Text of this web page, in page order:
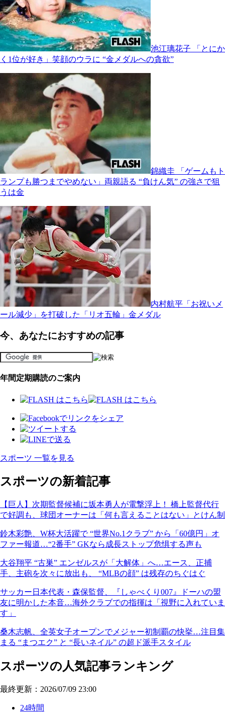
池江璃花子 「とにか
く1位が好き」笑顔のウラに “金メダルへの貪欲”
錦織圭 「ゲームもト
ランプも勝つまでやめない」両親語る “負けん気” の強さで狙
うは金
内村航平「お祝いメ
ール減少」を打破した「リオ五輪」金メダル
今、あなたにおすすめの記事
年間定期購読のご案内
スポーツ 一覧を見る
スポーツの新着記事
【巨人】次期監督候補に坂本勇人が電撃浮上！ 橋上監督代行
で好調も、球団オーナーは「何も言えることはない」とけん制
鈴木彩艶、W杯大活躍で “世界No.1クラブ” から「60億円」オ
ファー報道…“2番手” GKなら成長ストップ危惧する声も
大谷翔平 “古巣” エンゼルスが「大解体」へ…エース、正捕
手、主砲を次々に放出も、 “MLBの顔” は残存のちぐはぐ
サッカー日本代表・森保監督、『しゃべくり007』ドーハの盟
友に明かした本音…海外クラブでの指揮は「視野に入れていま
す」
桑木志帆、全英女子オープンでメジャー初制覇の快挙…注目集
まる “まつエク” と “長いネイル” の超ド派手スタイル
スポーツの人気記事ランキング
最終更新：2026/07/09 23:00
24時間